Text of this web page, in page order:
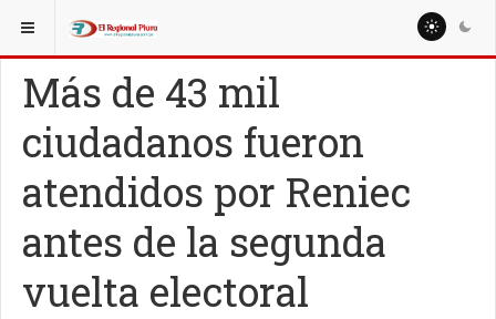
ESTÁ AQUÍ: NACIONALES
Más de 43 mil
ciudadanos fueron
atendidos por Reniec
antes de la segunda
vuelta electoral